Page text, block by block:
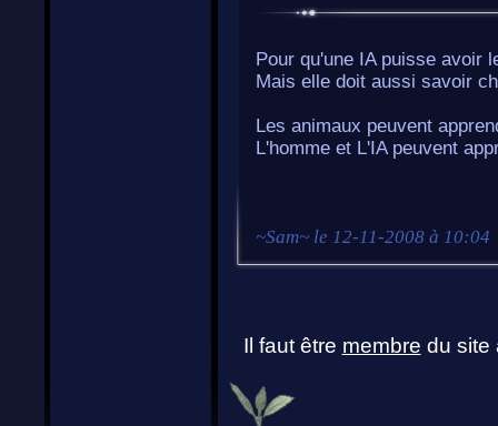
Pour qu'une IA puisse avoir
Mais elle doit aussi savoir
Les animaux peuvent
L'homme et L'IA peuvent
~Sam~ le 12-11-2008 à 10:04
Il faut être membre du site